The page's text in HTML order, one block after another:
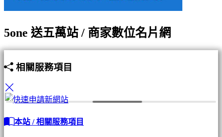
5one 送五萬站 / 商家數位名片網
相關服務項目
本站 / 相關服務項目